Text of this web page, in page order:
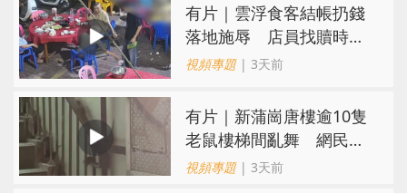
​有片｜雲浮食客結帳扔錢
落地施辱 店員找贖時還
施彼身獲老闆肯定
視頻專題| 3天前
有片｜新蒲崗唐樓逾10隻
老鼠樓梯間亂舞 網民嚇
親：每次經過都要好大勇
視頻專題| 3天前